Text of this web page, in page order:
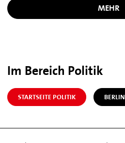
MEHR
Im Bereich Politik
STARTSEITE POLITIK BERLIN